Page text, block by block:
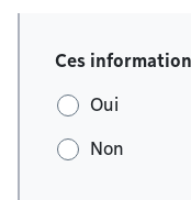
Ces
Oui
Non